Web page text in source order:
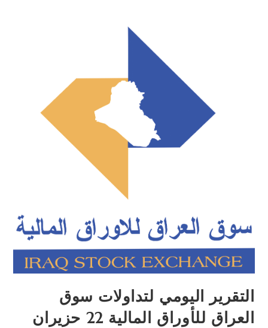
التقرير اليومي لتداولات سوق
العراق للأوراق المالية 22 حزيران